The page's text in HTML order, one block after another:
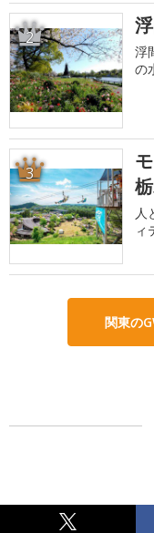
2
浮
の
3
人
ィ
関東の